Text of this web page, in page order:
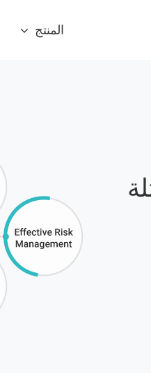
المنتج